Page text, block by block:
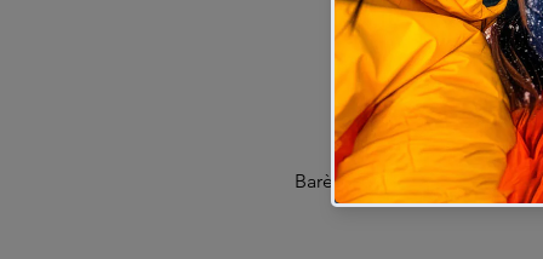
Barèges Tourmalet 1800M